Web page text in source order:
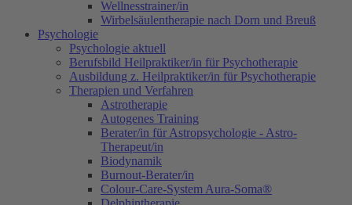
Wellnesstrainer/in
Wirbelsäulentherapie nach Dorn und Breuß
Psychologie
Psychologie aktuell
Berufsbild Heilpraktiker/in für Psychotherapie
Ausbildung z. Heilpraktiker/in für Psychotherapie
Therapien und Verfahren
Astrotherapie
Autogenes Training
Berater/in für Astropsychologie - Astro-
Therapeut/in
Biodynamik
Burnout-Berater/in
Colour-Care-System Aura-Soma®